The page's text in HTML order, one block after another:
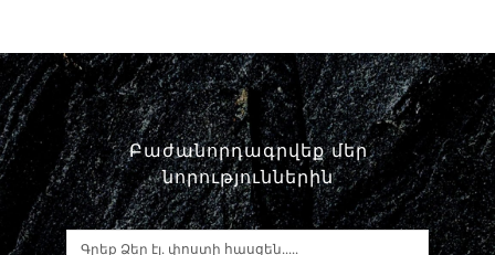
Բաժանորդագրվեք մեր
նորություններին